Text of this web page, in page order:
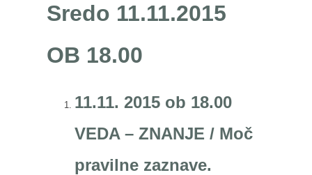
Sredo 11.11.2015
OB 18.00
11.11. 2015 ob 18.00
VEDA – ZNANJE / Moč
pravilne zaznave.